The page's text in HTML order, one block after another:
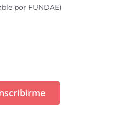
por FUNDAE)